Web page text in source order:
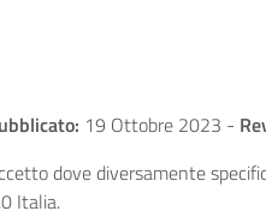
19 Ottobre 2023 -
dove diversamente
Italia.